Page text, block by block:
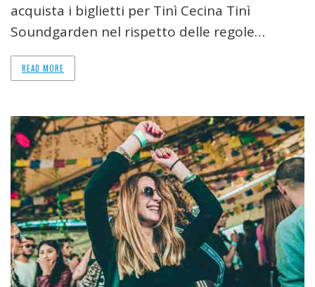
acquista i biglietti per Tinì Cecina Tinì
Soundgarden nel rispetto delle regole…
READ MORE